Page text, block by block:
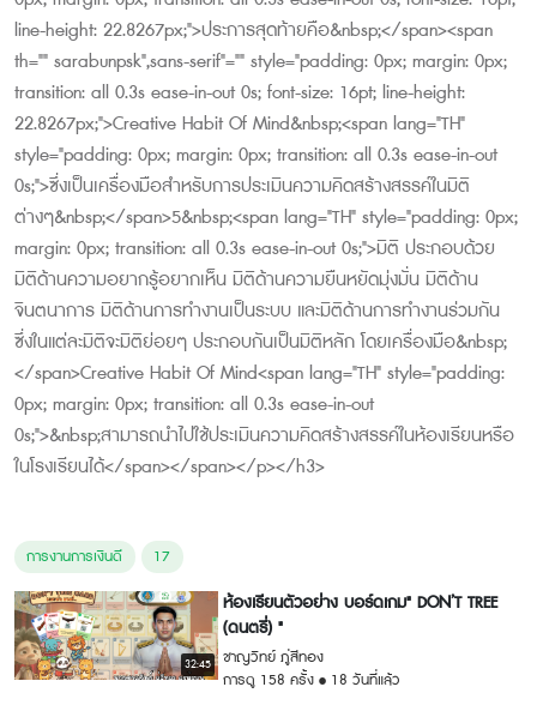
line-height: 22.8267px;">ประการสุดท้ายคือ&nbsp;</span><span
th="" sarabunpsk",sans-serif"="" style="padding: 0px; margin: 0px;
transition: all 0.3s ease-in-out 0s; font-size: 16pt; line-height:
22.8267px;">Creative Habit Of Mind&nbsp;<span lang="TH"
style="padding: 0px; margin: 0px; transition: all 0.3s ease-in-out
0s;">ซึ่งเป็นเครื่องมือสำหรับการประเมินความคิดสร้างสรรค์ในมิติ
ต่างๆ&nbsp;</span>5&nbsp;<span lang="TH" style="padding: 0px;
margin: 0px; transition: all 0.3s ease-in-out 0s;">มิติ ประกอบด้วย
มิติด้านความอยากรู้อยากเห็น มิติด้านความยืนหยัดมุ่งมั่น มิติด้าน
จินตนาการ มิติด้านการทำงานเป็นระบบ และมิติด้านการทำงานร่วมกัน
ซึ่งในแต่ละมิติจะมิติย่อยๆ ประกอบกันเป็นมิติหลัก โดยเครื่องมือ&nbsp;
</span>Creative Habit Of Mind<span lang="TH" style="padding:
0px; margin: 0px; transition: all 0.3s ease-in-out
0s;">&nbsp;สามารถนำไปใช้ประเมินความคิดสร้างสรรค์ในห้องเรียนหรือ
ในโรงเรียนได้</span></span></p></h3>
การงานการเงินดี 17
32:45
ห้องเรียนตัวอย่าง บอร์ดเกม" DON’T TREE
(ดนตรี่) "
ชาญวิทย์ ภู่สีทอง
การดู 158 ครั้ง
18 วันที่แล้ว